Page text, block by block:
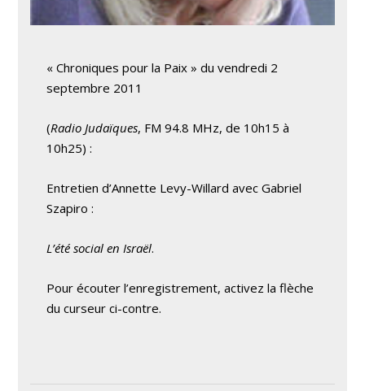
« Chroniques pour la Paix » du vendredi 2
septembre 2011
(Radio Judaïques, FM 94.8 MHz, de 10h15 à
10h25) :
Entretien d’Annette Levy-Willard avec Gabriel
Szapiro :
L’été social en Israël.
Pour écouter l’enregistrement, activez la flèche
du curseur ci-contre.